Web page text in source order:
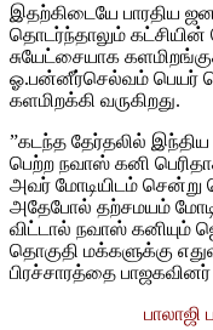
இதற்கிடையே பாரதிய
தொடர்ந்தாலும்
சுயேட்சையாக
ஓ.பன்னீர்செல்வம் பெயர்
களமிறக்கி வருகிறது.
”கடந்த தேர்தலில் இந்திய
பெற்ற நவாஸ் கனி
அவர் மோடியிடம் சென்று
அதேபோல் தற்சமயம்
விட்டால் நவாஸ் கனியும்
தொகுதி மக்களுக்கு
பிரச்சாரத்தை
பாலாஜி